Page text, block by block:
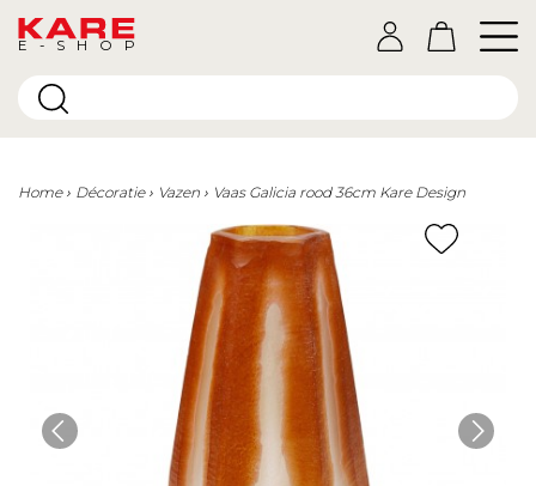
E-SHOP
Home Décoratie Vazen Vaas Galicia rood 36cm Kare Design